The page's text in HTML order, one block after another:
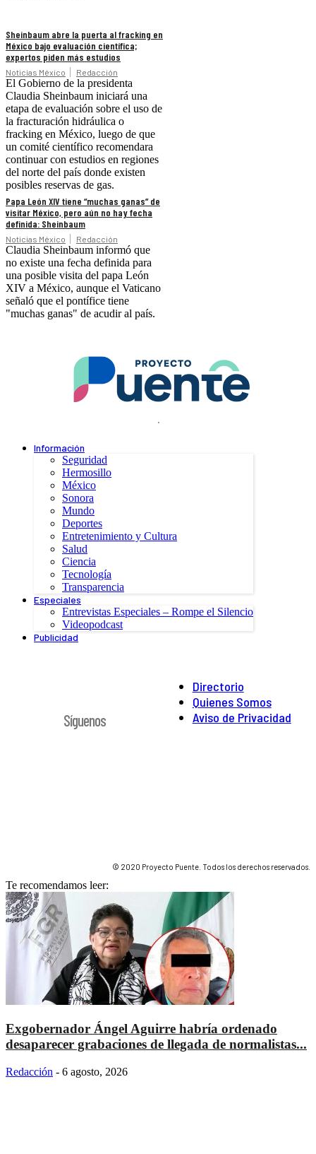
Sheinbaum abre la puerta al fracking en
México bajo evaluación científica;
expertos piden más estudios
Noticias México Redacción
El Gobierno de la presidenta
Claudia Sheinbaum iniciará una
etapa de evaluación sobre el uso de
la fracturación hidráulica o
fracking en México, luego de que
un comité científico recomendara
continuar con estudios en regiones
del norte del país donde existen
posibles reservas de gas.
Papa León XIV tiene “muchas ganas” de
visitar México, pero aún no hay fecha
definida: Sheinbaum
Noticias México Redacción
Claudia Sheinbaum informó que
no existe una fecha definida para
una posible visita del papa León
XIV a México, aunque el Vaticano
señaló que el pontífice tiene
"muchas ganas" de acudir al país.
.
Información
Seguridad
Hermosillo
México
Sonora
Mundo
Deportes
Entretenimiento y Cultura
Salud
Ciencia
Tecnología
Transparencia
Especiales
Entrevistas Especiales – Rompe el Silencio
Videopodcast
Publicidad
Directorio
Quienes Somos
Aviso de Privacidad
Síguenos
© 2020 Proyecto Puente. Todos los derechos reservados.
Te recomendamos leer:
Exgobernador Ángel Aguirre habría ordenado
desaparecer grabaciones de llegada de normalistas...
Redacción - 6 agosto, 2026